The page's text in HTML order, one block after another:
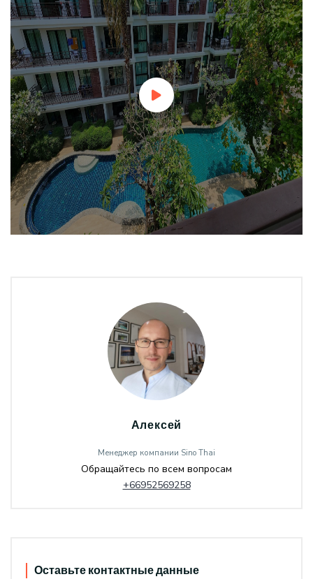
Алексей
Менеджер компании Sino Thai
Обращайтесь по всем вопросам
+66952569258
Оставьте контактные данные